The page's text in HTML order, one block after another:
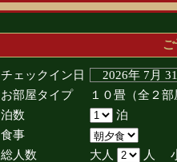
チェックイン日
2026年 7月
お部屋タイプ
１０畳（全２
泊数
泊
食事
総人数
大人 人